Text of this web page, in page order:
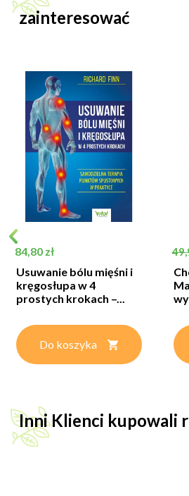
zainteresować
Cena
84,80 zł
Usuwanie bólu mięśni i
kręgosłupa w 4
prostych krokach –...
Do koszyka
Inni Klienci kupowali